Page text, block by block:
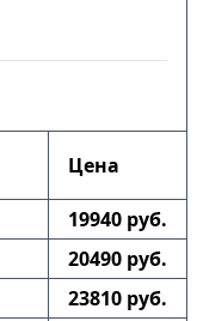
Цена
19940 руб.
20490 руб.
23810 руб.